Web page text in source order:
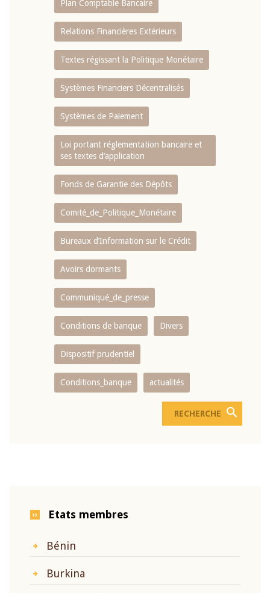
Plan Comptable Bancaire
Relations Financières Extérieurs
Textes régissant la Politique Monétaire
Systèmes Financiers Décentralisés
Systèmes de Paiement
Loi portant réglementation bancaire et
ses textes d’application
Fonds de Garantie des Dépôts
Comité_de_Politique_Monétaire
Bureaux d’Information sur le Crédit
Avoirs dormants
Communiqué_de_presse
Conditions de banque Divers
Dispositif prudentiel
Conditions_banque actualités
Etats membres
Bénin
Burkina